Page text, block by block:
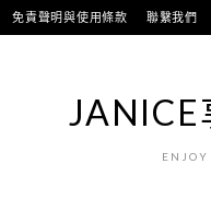
跳
至
免責聲明與使用條款 聯繫我們
JANICE